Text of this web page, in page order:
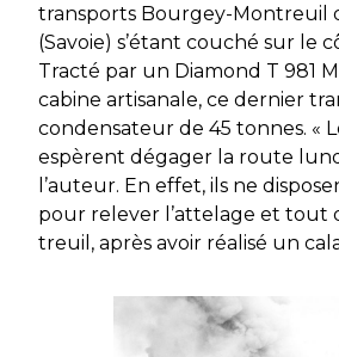
transports Bourgey-Montreuil
(Savoie) s’étant couché sur le
Tracté par un Diamond T 981
cabine artisanale, ce dernier
condensateur de 45 tonnes. «
espèrent dégager la route
l’auteur. En effet, ils ne
pour relever l’attelage et tout
treuil, après avoir réalisé un